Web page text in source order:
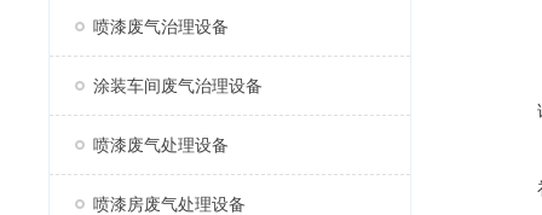
喷漆废气治理设备
涂装车间废气治理设备
喷漆废气处理设备
喷漆房废气处理设备